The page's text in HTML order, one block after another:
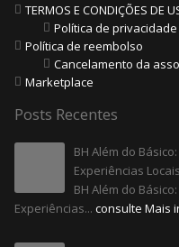
TERMOS E CONDIÇÕES DE
Política de privacidade
Política de reembolso
Cancelamento da
Marketplace
Posts Recentes
BH Além do
Experiências
BH Além do
Experiências... consulte Mais